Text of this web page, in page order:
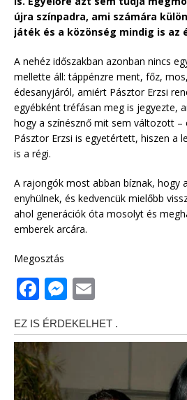
újra színpadra, ami számára
játék és a közönség mindig is az
A nehéz időszakban azonban nincs
mellette áll: táppénzre ment, főz,
édesanyjáról, amiért Pásztor Erzsi
egyébként tréfásan meg is jegyezte,
hogy a színésznő mit sem változott –
Pásztor Erzsi is egyetértett, hiszen a
is a régi.
A rajongók most abban bíznak, hogy
enyhülnek, és kedvencük mielőbb
ahol generációk óta mosolyt és
emberek arcára.
Megosztás
F
a
c
e
b
M
ssai